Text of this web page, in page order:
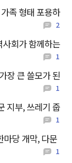
족 형태 포용하
2
회가 함께하는
1
장 큰 쓸모가 된
1
지부, 쓰레기 줍
1
마당 개막, 다문
1